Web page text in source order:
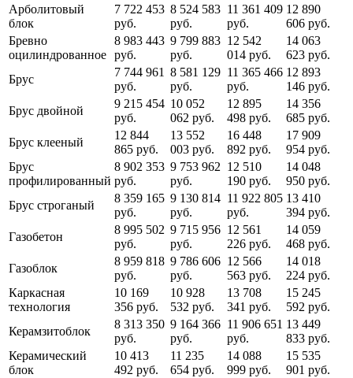
Арболитовый
блок
7 722 453
руб.
8 524 583
руб.
11 361 409
руб.
12 890
606 руб.
Бревно
оцилиндрованное
8 983 443
руб.
9 799 883
руб.
12 542
014 руб.
14 063
623 руб.
Брус
7 744 961
руб.
8 581 129
руб.
11 365 466
руб.
12 893
146 руб.
Брус двойной
9 215 454
руб.
10 052
062 руб.
12 895
498 руб.
14 356
685 руб.
Брус клееный
12 844
865 руб.
13 552
003 руб.
16 448
892 руб.
17 909
954 руб.
Брус
профилированный
8 902 353
руб.
9 753 962
руб.
12 510
190 руб.
14 048
950 руб.
Брус строганый
8 359 165
руб.
9 130 814
руб.
11 922 805
руб.
13 410
394 руб.
Газобетон
8 995 502
руб.
9 715 956
руб.
12 561
226 руб.
14 059
468 руб.
Газоблок
8 959 818
руб.
9 786 606
руб.
12 566
563 руб.
14 018
224 руб.
Каркасная
технология
10 169
356 руб.
10 928
532 руб.
13 708
341 руб.
15 245
592 руб.
Керамзитоблок
8 313 350
руб.
9 164 366
руб.
11 906 651
руб.
13 449
833 руб.
Керамический
блок
10 413
492 руб.
11 235
654 руб.
14 088
999 руб.
15 535
901 руб.